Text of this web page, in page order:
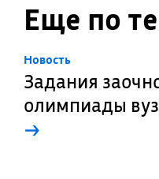
Еще по
Новость
Задания
олимпиады
→